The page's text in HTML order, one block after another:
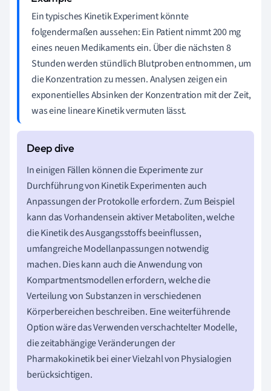
Ein typisches Kinetik Experiment könnte
folgendermaßen aussehen: Ein Patient nimmt 200 mg
eines neuen Medikaments ein. Über die nächsten 8
Stunden werden stündlich Blutproben entnommen, um
die Konzentration zu messen. Analysen zeigen ein
exponentielles Absinken der Konzentration mit der Zeit,
was eine lineare Kinetik vermuten lässt.
In einigen Fällen können die Experimente zur
Durchführung von Kinetik Experimenten auch
Anpassungen der Protokolle erfordern. Zum Beispiel
kann das Vorhandensein aktiver Metaboliten, welche
die Kinetik des Ausgangsstoffs beeinflussen,
umfangreiche Modellanpassungen notwendig
machen. Dies kann auch die Anwendung von
Kompartmentsmodellen erfordern, welche die
Verteilung von Substanzen in verschiedenen
Körperbereichen beschreiben. Eine weiterführende
Option wäre das Verwenden verschachtelter Modelle,
die zeitabhängige Veränderungen der
Pharmakokinetik bei einer Vielzahl von Physialogien
berücksichtigen.